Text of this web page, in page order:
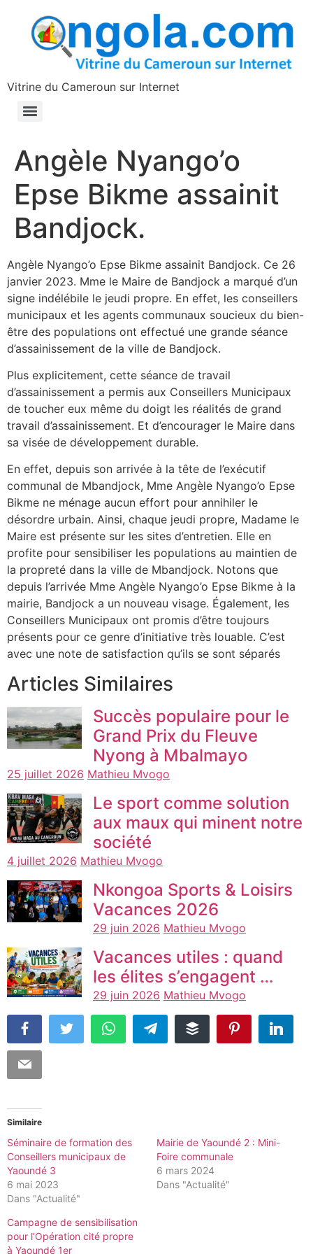
principal
Vitrine du Cameroun sur Internet
Angèle Nyango’o
Epse Bikme assainit
Bandjock.
Angèle Nyango’o Epse Bikme assainit Bandjock. Ce 26
janvier 2023. Mme le Maire de Bandjock a marqué d’un
signe indélébile le jeudi propre. En effet, les conseillers
municipaux et les agents communaux soucieux du bien-
être des populations ont effectué une grande séance
d’assainissement de la ville de Bandjock.
Plus explicitement, cette séance de travail
d’assainissement a permis aux Conseillers Municipaux
de toucher eux même du doigt les réalités de grand
travail d’assainissement. Et d’encourager le Maire dans
sa visée de développement durable.
En effet, depuis son arrivée à la tête de l’exécutif
communal de Mbandjock, Mme Angèle Nyango’o Epse
Bikme ne ménage aucun effort pour annihiler le
désordre urbain. Ainsi, chaque jeudi propre, Madame le
Maire est présente sur les sites d’entretien. Elle en
profite pour sensibiliser les populations au maintien de
la propreté dans la ville de Mbandjock. Notons que
depuis l’arrivée Mme Angèle Nyango’o Epse Bikme à la
mairie, Bandjock a un nouveau visage. Également, les
Conseillers Municipaux ont promis d’être toujours
présents pour ce genre d’initiative très louable. C’est
avec une note de satisfaction qu’ils se sont séparés
Articles Similaires
Succès populaire pour le
Grand Prix du Fleuve
Nyong à Mbalmayo
25 juillet 2026 Mathieu Mvogo
Le sport comme solution
aux maux qui minent notre
société
4 juillet 2026 Mathieu Mvogo
Nkongoa Sports & Loisirs
Vacances 2026
29 juin 2026 Mathieu Mvogo
Vacances utiles : quand
les élites s’engagent …
29 juin 2026 Mathieu Mvogo
Similaire
Séminaire de formation des
Conseillers municipaux de
Yaoundé 3
6 mai 2023
Dans "Actualité"
Mairie de Yaoundé 2 : Mini-
Foire communale
6 mars 2024
Dans "Actualité"
Campagne de sensibilisation
pour l’Opération cité propre
à Yaoundé 1er